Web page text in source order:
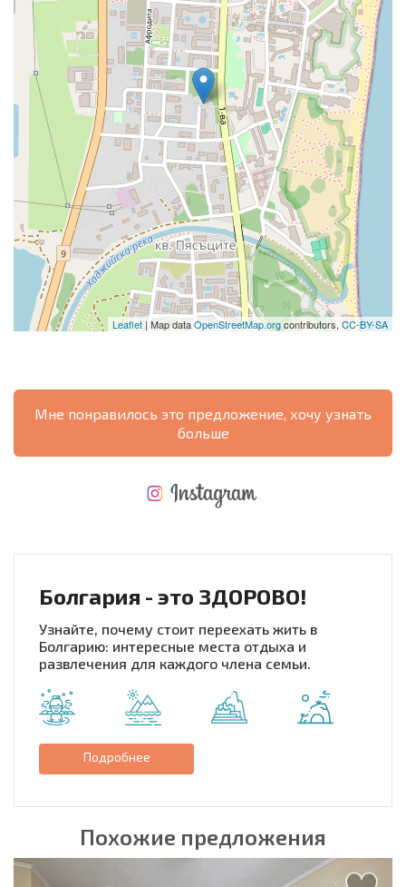
Leaflet | Map dataOpenStreetMap.orgcontributors,CC-BY-SA
Мне понравилось это предложение, хочу узнать
больше
Болгария - это ЗДОРОВО!
Узнайте, почему стоит переехать жить в
Болгарию: интересные места отдыха и
развлечения для каждого члена семьи.
Подробнее
Похожие предложения